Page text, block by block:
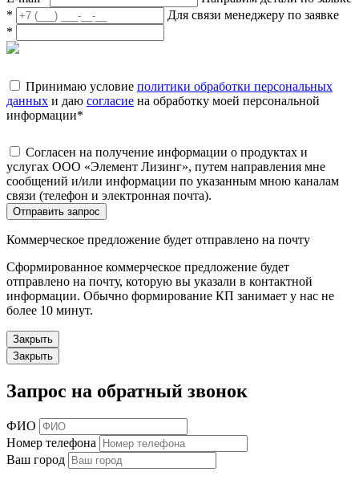
*
Для связи менеджеру по заявке
*
Принимаю условие политики обработки персональных
данных и даю согласие на обработку моей персональной
информации*
Согласен на получение информации о продуктах и
услугах ООО «Элемент Лизинг», путем направления мне
сообщений и/или информации по указанным мною каналам
связи (телефон и электронная почта).
Отправить запрос
Коммерческое предложение будет отправлено на почту
Сформированное коммерческое предложение будет
отправлено на почту, которую вы указали в контактной
информации. Обычно формирование КП занимает у нас не
более 10 минут.
Закрыть
Закрыть
Запрос на обратный звонок
ФИО
Номер телефона
Ваш город